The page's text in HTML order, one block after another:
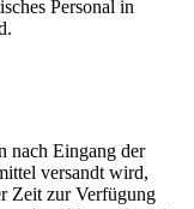
Personal in
nach Eingang der
versandt wird,
Zeit zur Verfügung